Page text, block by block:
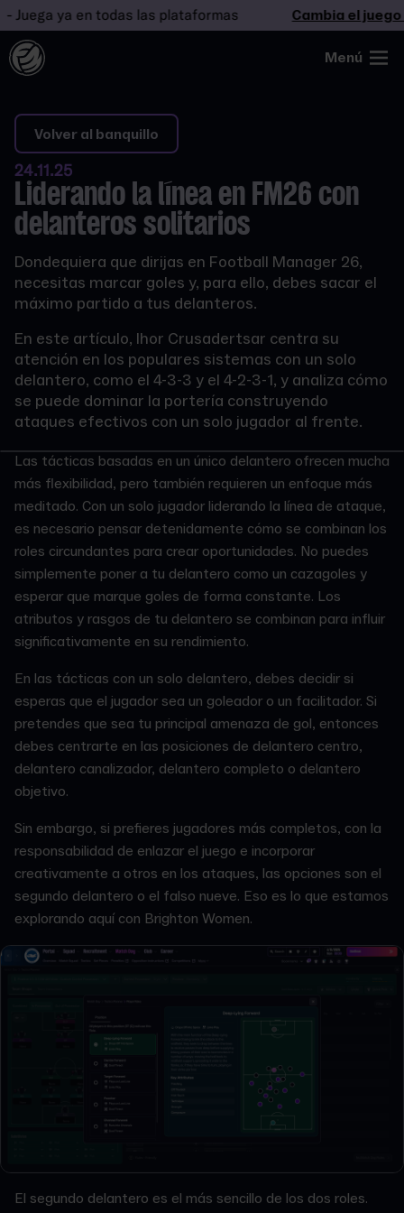
ya en todas las plataformas Cambia el juego -
Menú
Volver al banquillo
24.11.25
Liderando la línea en FM26 con
delanteros solitarios
Dondequiera que dirijas en Football Manager 26,
necesitas marcar goles y, para ello, debes sacar el
máximo partido a tus delanteros.
En este artículo, Ihor Crusadertsar centra su
atención en los populares sistemas con un solo
delantero, como el 4-3-3 y el 4-2-3-1, y analiza cómo
se puede dominar la portería construyendo
ataques efectivos con un solo jugador al frente.
Las tácticas basadas en un único delantero ofrecen mucha
más flexibilidad, pero también requieren un enfoque más
meditado. Con un solo jugador liderando la línea de ataque,
es necesario pensar detenidamente cómo se combinan los
roles circundantes para crear oportunidades. No puedes
simplemente poner a tu delantero como un cazagoles y
esperar que marque goles de forma constante. Los
atributos y rasgos de tu delantero se combinan para influir
significativamente en su rendimiento.
En las tácticas con un solo delantero, debes decidir si
esperas que el jugador sea un goleador o un facilitador. Si
pretendes que sea tu principal amenaza de gol, entonces
debes centrarte en las posiciones de delantero centro,
delantero canalizador, delantero completo o delantero
objetivo.
Sin embargo, si prefieres jugadores más completos, con la
responsabilidad de enlazar el juego e incorporar
creativamente a otros en los ataques, las opciones son el
segundo delantero o el falso nueve. Eso es lo que estamos
explorando aquí con Brighton Women.
El segundo delantero es el más sencillo de los dos roles.